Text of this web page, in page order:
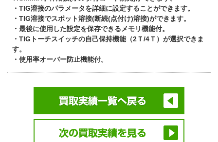
・TIG溶接のパラメータを詳細に設定することができます。
・TIG溶接でスポット溶接(断続(点付け)溶接)ができます。
・最後に使用した設定を保存できるメモリ機能付。
・TIGトーチスイッチの自己保持機能（2Ｔ/4Ｔ）が選択できま
す。
・使用率オーバー防止機能付。